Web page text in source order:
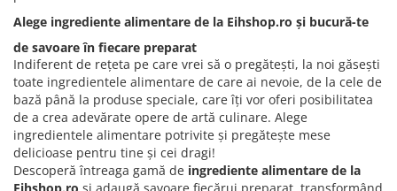
Condimente turcesti
Ghimbir murat la borcan
Alge Nori
Supa miso
Alege ingrediente alimentare de la Eihshop.ro și bucură-te
de savoare în fiecare preparat
Indiferent de rețeta pe care vrei să o pregătești, la noi găsești
toate ingredientele alimentare de care ai nevoie, de la cele de
bază până la produse speciale, care îți vor oferi posibilitatea
de a crea adevărate opere de artă culinare. Alege
ingredientele alimentare potrivite și pregătește mese
delicioase pentru tine și cei dragi!
Descoperă întreaga gamă de ingrediente alimentare de la